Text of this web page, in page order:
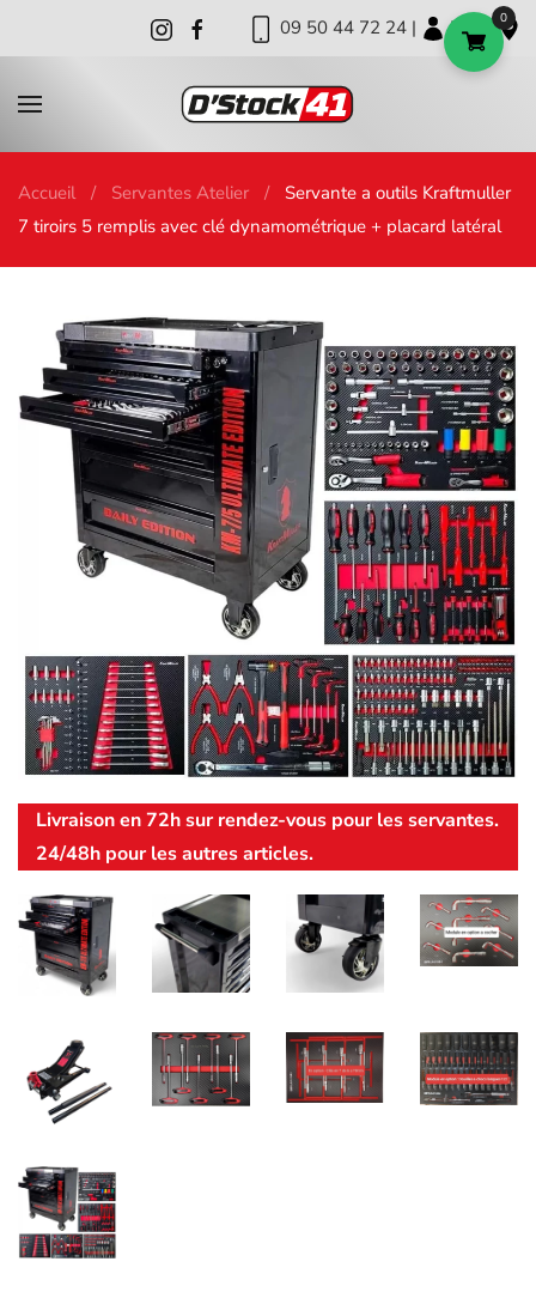
09 50 44 72 24 | | |
Accueil Servantes Atelier
Servante a outils Kraftmuller
7 tiroirs 5 remplis avec clé dynamométrique + placard latéral
Livraison en 72h sur rendez-vous pour les servantes.
24/48h pour les autres articles.
0